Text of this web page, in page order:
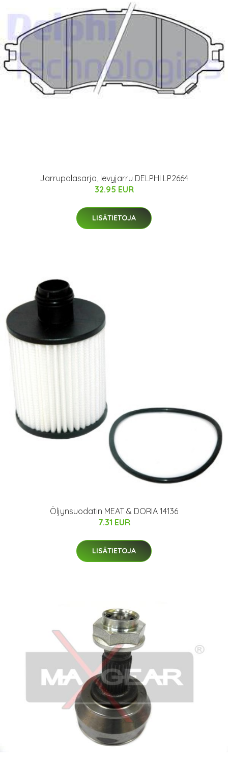
Jarrupalasarja, levyjarru DELPHI LP2664
32.95 EUR
LISÄTIETOJA
Öljynsuodatin MEAT & DORIA 14136
7.31 EUR
LISÄTIETOJA